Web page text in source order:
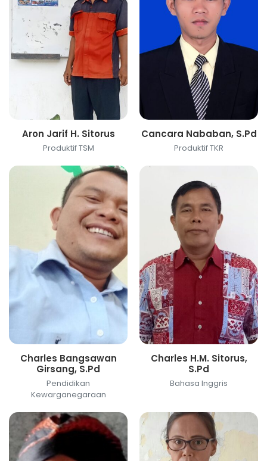
Aron Jarif H. Sitorus
Produktif TSM
Cancara Nababan, S.Pd
Produktif TKR
Charles Bangsawan
Girsang, S.Pd
Pendidikan
Kewarganegaraan
Charles H.M. Sitorus,
S.Pd
Bahasa Inggris